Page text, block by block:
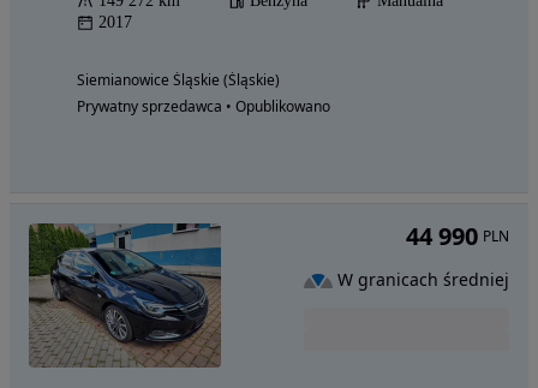
2017
Siemianowice Śląskie (Śląskie)
Prywatny sprzedawca • Opublikowano
44 990 PLN
W granicach średniej